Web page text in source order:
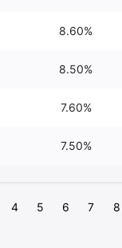
8.60%
8.50%
7.60%
7.50%
4 5 6 7 8